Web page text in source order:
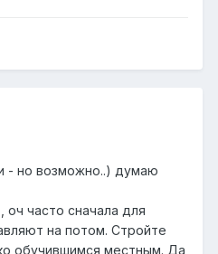
- но возможно..) думаю
часто сначала для
на потом. Стройте
обучившимся местным. Да